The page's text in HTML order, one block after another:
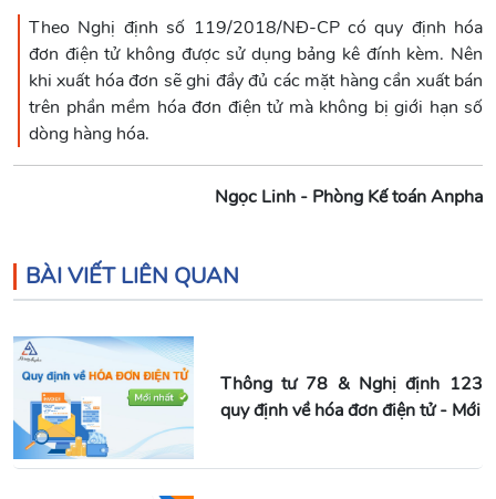
Theo Nghị định số 119/2018/NĐ-CP có quy định hóa
đơn điện tử không được sử dụng bảng kê đính kèm. Nên
khi xuất hóa đơn sẽ ghi đầy đủ các mặt hàng cần xuất bán
trên phần mềm hóa đơn điện tử mà không bị giới hạn số
dòng hàng hóa.
Ngọc Linh - Phòng Kế toán Anpha
BÀI VIẾT LIÊN QUAN
Thông tư 78 & Nghị định 123
quy định về hóa đơn điện tử - Mới